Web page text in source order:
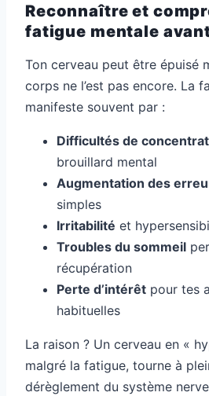
Reconnaître et
fatigue mentale
Ton cerveau peut être épuisé
corps ne l’est pas encore. La
manifeste souvent par :
Difficultés de
brouillard mental
Augmentation des
simples
Irritabilité et
Troubles du sommeil
récupération
Perte d’intérêt pour tes
habituelles
La raison ? Un cerveau en «
malgré la fatigue, tourne à
dérèglement du système